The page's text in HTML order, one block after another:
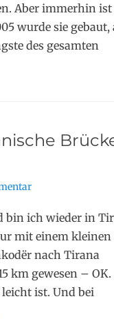
Aber immerhin ist
wurde sie gebaut,
des gesamten
bin ich wieder in
mit einem kleinen
nach Tirana
km gewesen – OK.
ist. Und bei